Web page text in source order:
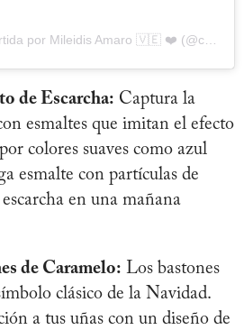
Una publicación compartida por Mileidis Amaro 🇻🇪 ❤️ (@creactivenuninails)
de Escarcha: Captura la
esmaltes que imitan el efecto
colores suaves como azul
esmalte con partículas de
en una mañana
de Caramelo: Los bastones
clásico de la Navidad.
a tus uñas con un diseño de